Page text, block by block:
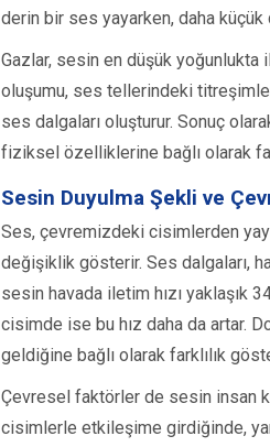
derin bir ses yayarken, daha küçük
Gazlar, sesin en düşük
oluşumu, ses tellerindeki
ses dalgaları oluşturur. Sonuç
fiziksel özelliklerine bağlı olarak
Sesin Duyulma Şekli ve
Ses, çevremizdeki cisimlerden
değişiklik gösterir. Ses dalgaları,
sesin havada iletim hızı yaklaşık
cisimde ise bu hız daha da artar.
geldiğine bağlı olarak farklılık
Çevresel faktörler de sesin insan
cisimlerle etkileşime girdiğinde,